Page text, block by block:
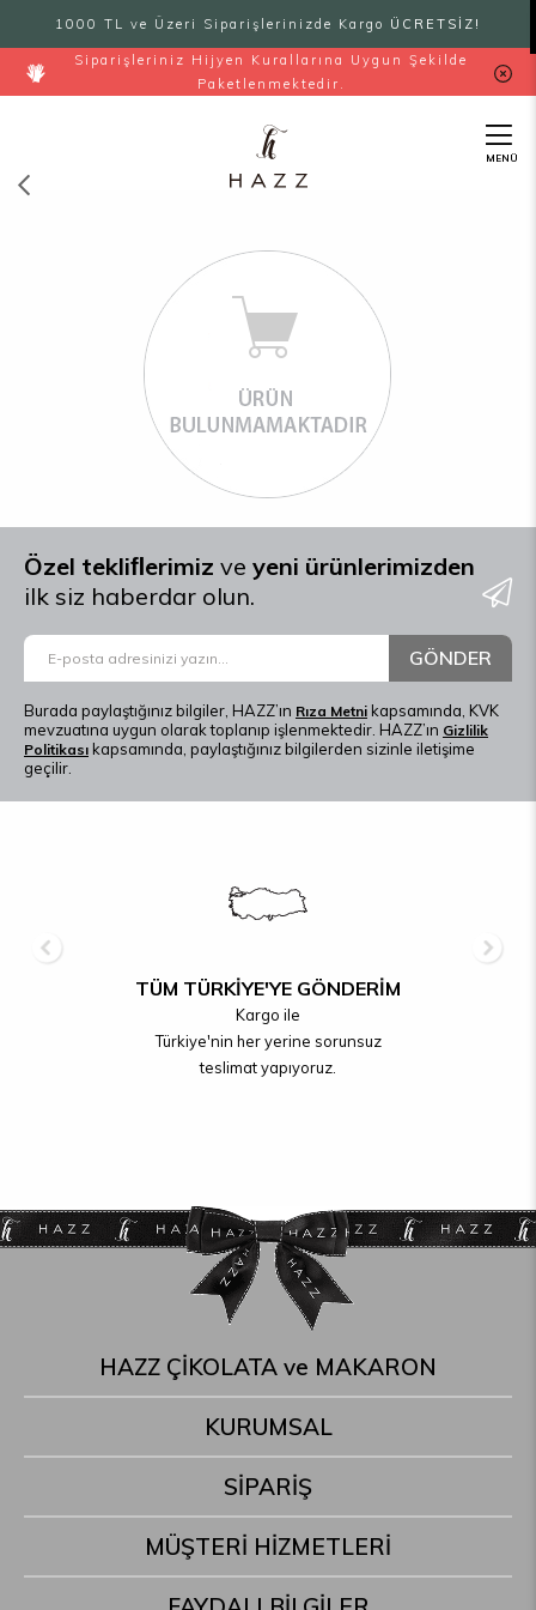
1000 TL ve Üzeri Siparişlerinizde Kargo ÜCRETSİZ!
Siparişleriniz Hijyen Kurallarına Uygun Şekilde
Paketlenmektedir.
MENÜ
Özel tekliﬂerimiz ve yeni ürünlerimizden
ilk siz haberdar olun.
GÖNDER
Burada paylaştığınız bilgiler, HAZZ’ın Rıza Metni kapsamında, KVK
mevzuatına uygun olarak toplanıp işlenmektedir. HAZZ’ın Gizlilik
Politikası kapsamında, paylaştığınız bilgilerden sizinle iletişime
geçilir.
TÜM TÜRKİYE'YE GÖNDERİM
Kargo ile
Türkiye'nin her yerine sorunsuz
teslimat yapıyoruz.
HAZZ ÇİKOLATA ve MAKARON
KURUMSAL
SİPARİŞ
MÜŞTERİ HİZMETLERİ